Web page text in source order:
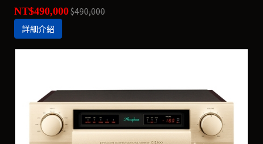
NT$490,000$490,000
詳細介紹